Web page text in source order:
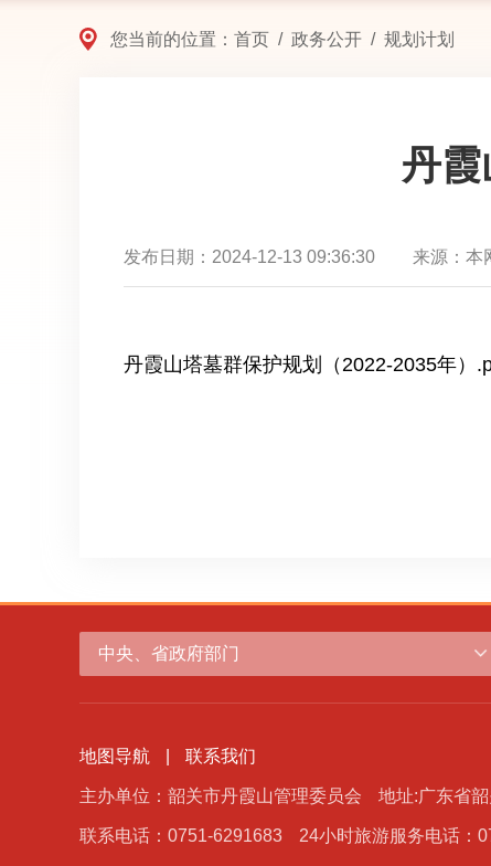
您当前的位置： 首页 / 政务公开 / 规划计划
丹
发布日期： 2024-12-13 09:36:30 来源： 本
丹霞山塔墓群保护规划（2022-2035年）
中央、省政府部门
地图导航 联系我们
主办单位：韶关市丹霞山管理委员会 地址:广东省
联系电话：0751-6291683 24小时旅游服务电话：